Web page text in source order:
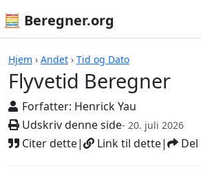
🧮 Beregner.org
Hjem › Andet › Tid og Dato
Flyvetid Beregner
Forfatter: Henrick Yau
Udskriv denne side- 20. juli 2026
Citer dette| Link til dette|
Beregnere